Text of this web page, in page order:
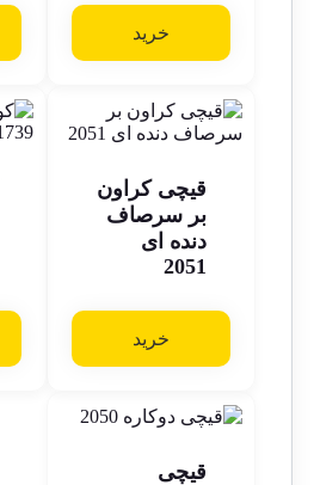
خرید
قیچی کراون
بر سرصاف
دنده ای
2051
خرید
قیچی